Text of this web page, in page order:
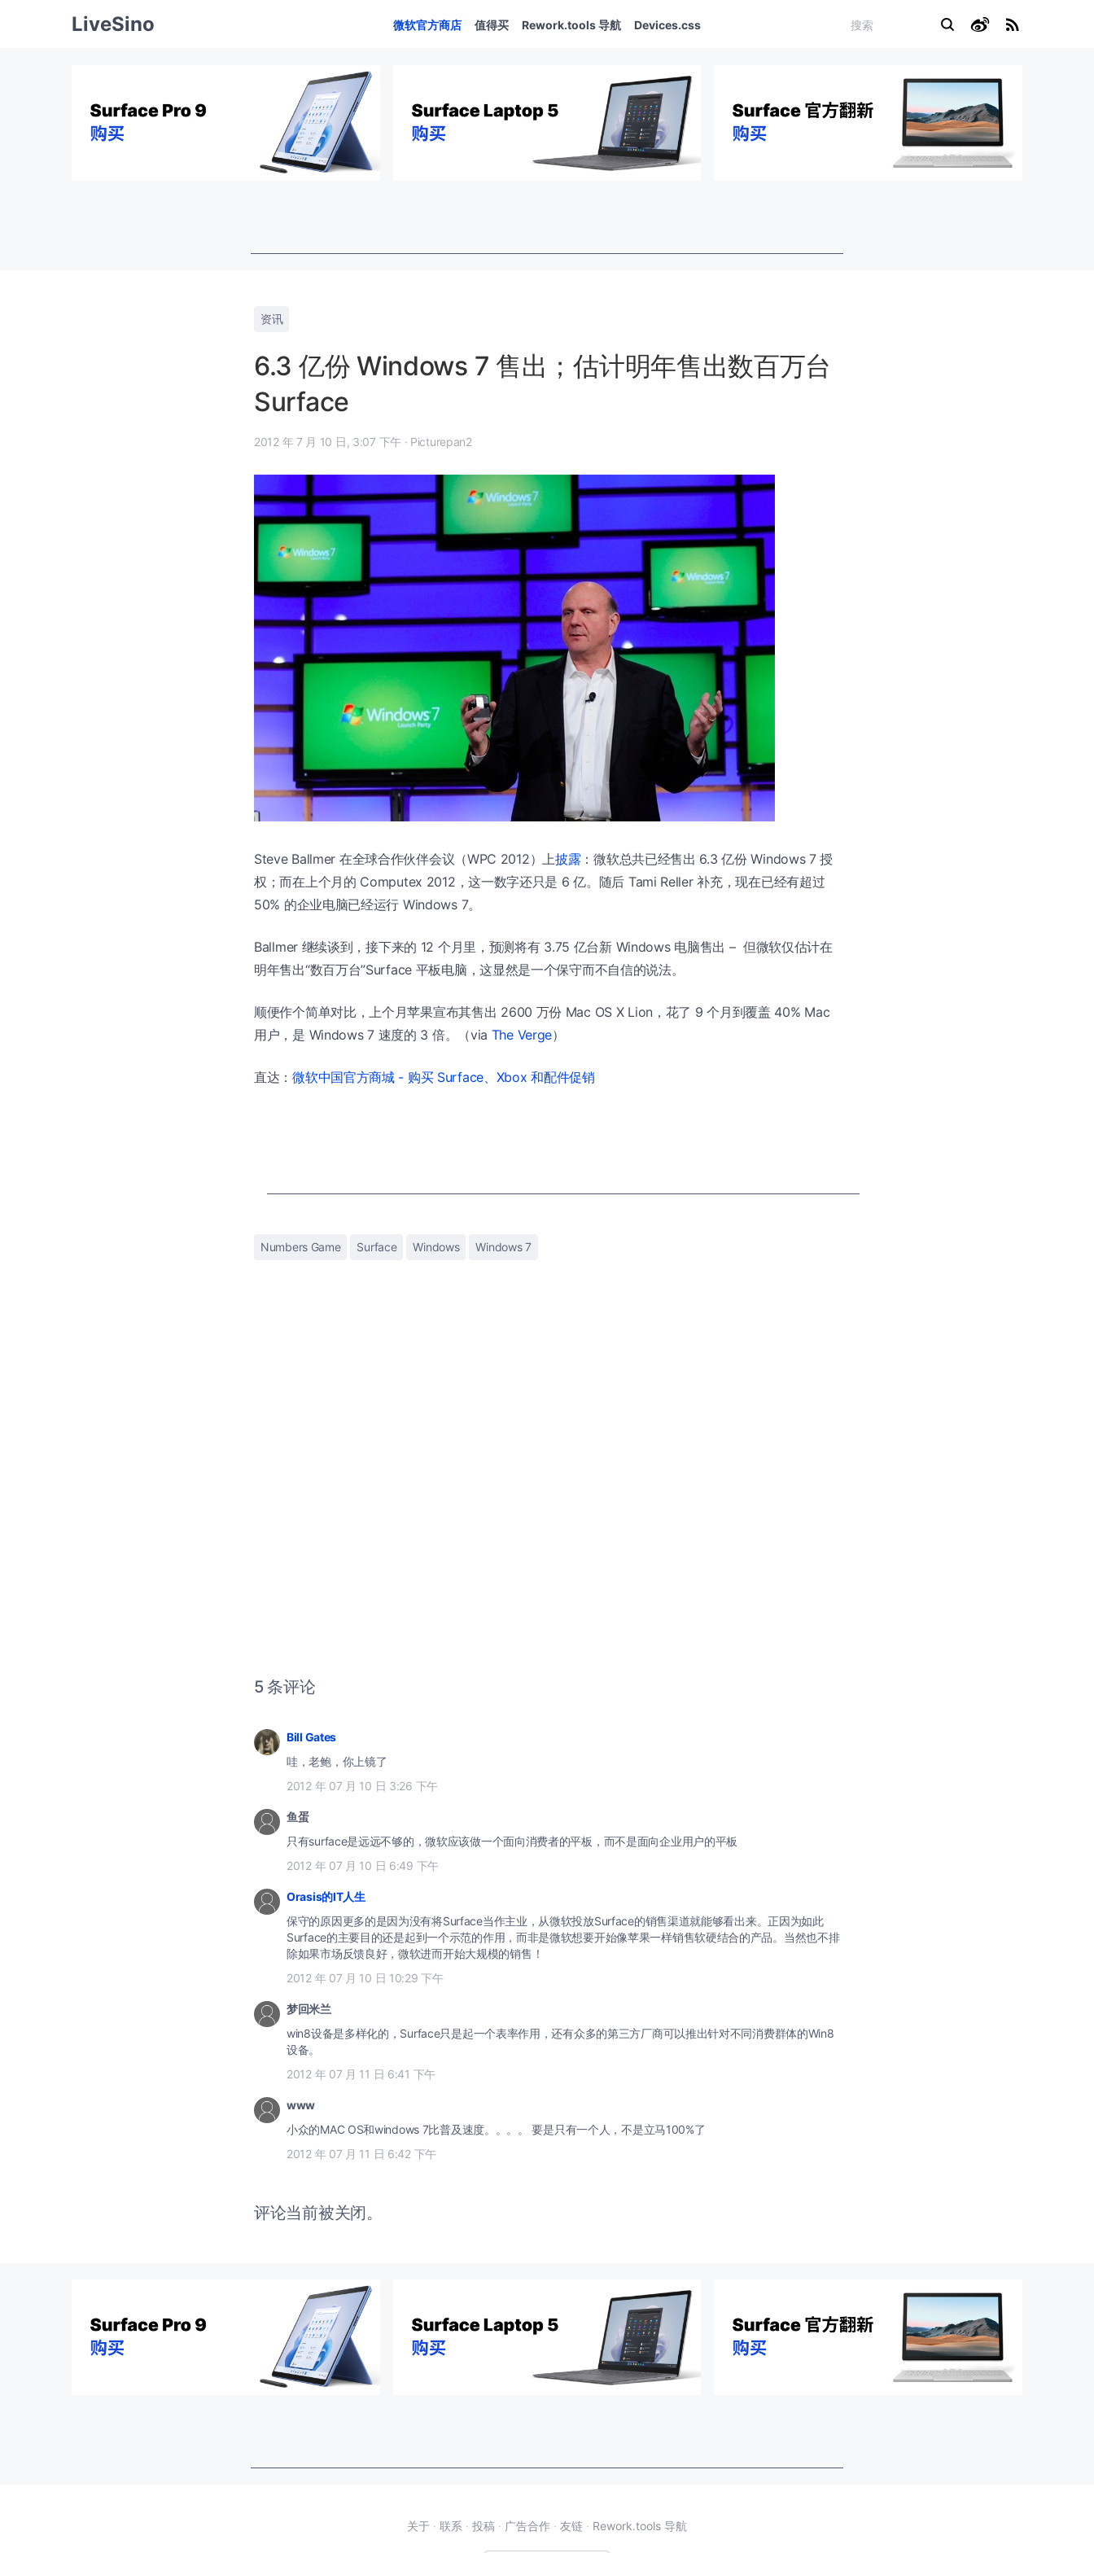
LiveSino 微软官方商店 值得买 Rework.tools 导航 Devices.css
资讯
6.3 亿份 Windows 7 售出；估计明年售出数百万台
Surface
2012 年 7 月 10 日, 3:07 下午 · Picturepan2
Steve Ballmer 在全球合作伙伴会议（WPC 2012）上披露 ：微软总共已经售出 6.3 亿份 Windows 7 授
权；而在上个月的 Computex 2012，这一数字还只是 6 亿。随后 Tami Reller 补充，现在已经有超过
50% 的企业电脑已经运行 Windows 7。
Ballmer 继续谈到，接下来的 12 个月里，预测将有 3.75 亿台新 Windows 电脑售出 – 但微软仅估计在
明年售出“数百万台”Surface 平板电脑，这显然是一个保守而不自信的说法。
顺便作个简单对比，上个月苹果宣布其售出 2600 万份 Mac OS X Lion，花了 9 个月到覆盖 40% Mac
用户，是 Windows 7 速度的 3 倍。（via The Verge）
直达：微软中国官方商城 - 购买 Surface、Xbox 和配件促销
Numbers Game Surface Windows Windows 7
5 条评论
Bill Gates
哇，老鲍，你上镜了
2012 年 07 月 10 日 3:26 下午
鱼蛋
只有surface是远远不够的，微软应该做一个面向消费者的平板，而不是面向企业用户的平板
2012 年 07 月 10 日 6:49 下午
Orasis的IT人生
保守的原因更多的是因为没有将Surface当作主业，从微软投放Surface的销售渠道就能够看出来。正因为如此
Surface的主要目的还是起到一个示范的作用，而非是微软想要开始像苹果一样销售软硬结合的产品。当然也不排
除如果市场反馈良好，微软进而开始大规模的销售！
2012 年 07 月 10 日 10:29 下午
梦回米兰
win8设备是多样化的，Surface只是起一个表率作用，还有众多的第三方厂商可以推出针对不同消费群体的Win8
设备。
2012 年 07 月 11 日 6:41 下午
www
小众的MAC OS和windows 7比普及速度。。。。 要是只有一个人，不是立马100%了
2012 年 07 月 11 日 6:42 下午
评论当前被关闭。
关于 · 联系 · 投稿 · 广告合作 · 友链 · Rework.tools 导航